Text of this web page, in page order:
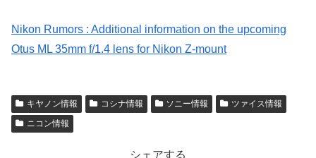
Nikon Rumors : Additional information on the upcoming
Otus ML 35mm f/1.4 lens for Nikon Z-mount
キヤノン情報 コシナ情報 ソニー情報
ツァイス情報
ニコン情報
シェアする